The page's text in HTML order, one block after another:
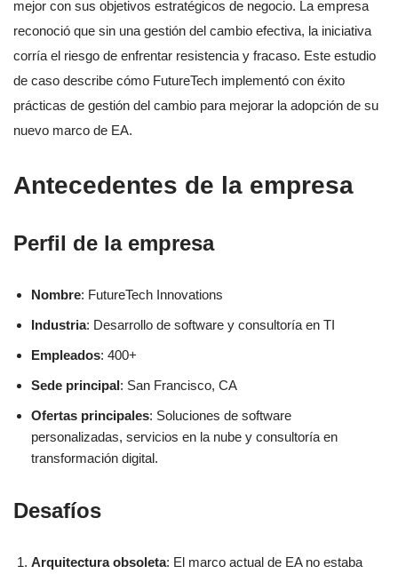
mejor con sus objetivos estratégicos de negocio. La empresa
reconoció que sin una gestión del cambio efectiva, la iniciativa
corría el riesgo de enfrentar resistencia y fracaso. Este estudio
de caso describe cómo FutureTech implementó con éxito
prácticas de gestión del cambio para mejorar la adopción de su
nuevo marco de EA.
Antecedentes de la empresa
Perfil de la empresa
Nombre: FutureTech Innovations
Industria: Desarrollo de software y consultoría en TI
Empleados: 400+
Sede principal: San Francisco, CA
Ofertas principales: Soluciones de software
personalizadas, servicios en la nube y consultoría en
transformación digital.
Desafíos
Arquitectura obsoleta: El marco actual de EA no estaba